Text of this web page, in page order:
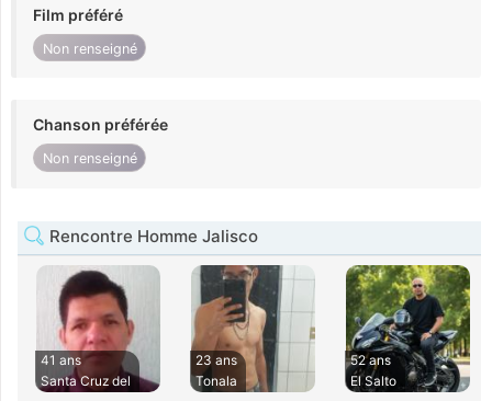
Film préféré
Non renseigné
Chanson préférée
Non renseigné
Rencontre Homme Jalisco
41 ans
Santa Cruz del
23 ans
Tonala
52 ans
El Salto